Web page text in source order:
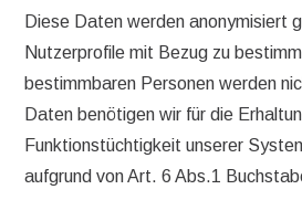
Diese Daten werden anonymisiert
Nutzerprofile mit Bezug zu
bestimmbaren Personen werden
Daten benötigen wir für die
Funktionstüchtigkeit unserer
aufgrund von Art. 6 Abs.1